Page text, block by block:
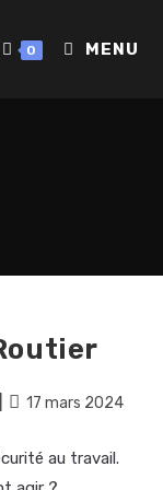
0 MENU
17 mars 2024
au travail.